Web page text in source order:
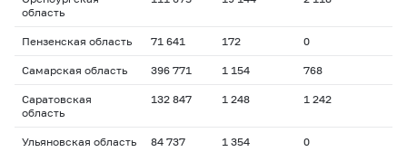
область
Пензенская область 71 641 172 0
Самарская область 396 771 1 154 768
Саратовская
область
132 847 1 248 1 242
Ульяновская область 84 737 1 354 0